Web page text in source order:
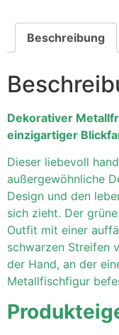
Beschreibung
Dekorativer
einzigartiger
Dieser liebevoll
außergewöhnliche
Design und den
sich zieht. Der
Outfit mit einer
schwarzen Streifen
der Hand, an der
Metallfischfigur